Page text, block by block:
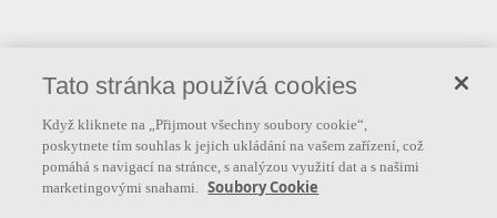
Stará Vajnorská 139
831 04 Bratislava
Tel.: +421 904 955 426
Tato stránka používá cookies
Když kliknete na „Přijmout všechny soubory cookie“,
poskytnete tím souhlas k jejich ukládání na vašem zařízení, což
pomáhá s navigací na stránce, s analýzou využití dat a s našimi
marketingovými snahami. Soubory Cookie